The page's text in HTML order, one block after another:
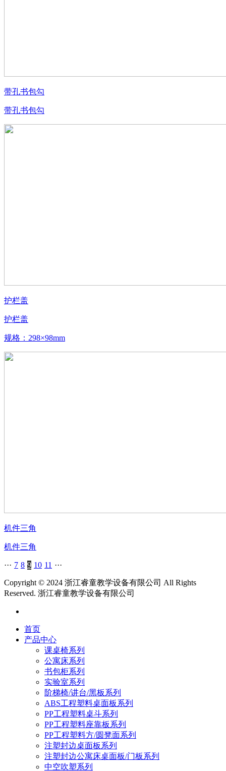
带孔书包勾
带孔书包勾
护栏盖
护栏盖
规格：298×98mm
机件三角
机件三角
··· 7 8 9 10 11 ···
Copyright © 2024 浙江睿童教学设备有限公司 All Rights
Reserved. 浙江睿童教学设备有限公司
首页
产品中心
课桌椅系列
公寓床系列
书包柜系列
实验室系列
阶梯椅/讲台/黑板系列
ABS工程塑料桌面板系列
PP工程塑料桌斗系列
PP工程塑料座靠板系列
PP工程塑料方/圆凳面系列
注塑封边桌面板系列
注塑封边公寓床桌面板/门板系列
中空吹塑系列